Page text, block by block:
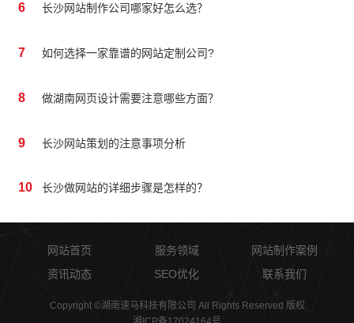
6 长沙网站制作公司哪家好怎么选？
7 如何选择一家靠谱的网站定制公司?
8 做湖南网页设计需要注意哪些方面？
9 长沙网站策划的注意事项分析
10 长沙做网站的详细步骤是怎样的？
网站首页 服务领域
网站制作案例
资讯动态
SEO优化 联系我们
Copyright ©湖南速马科技有限公司 All Rights Reserved 版权